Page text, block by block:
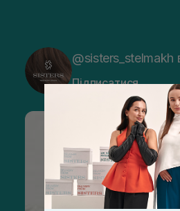
@sisters_stelmakh
Підписатися